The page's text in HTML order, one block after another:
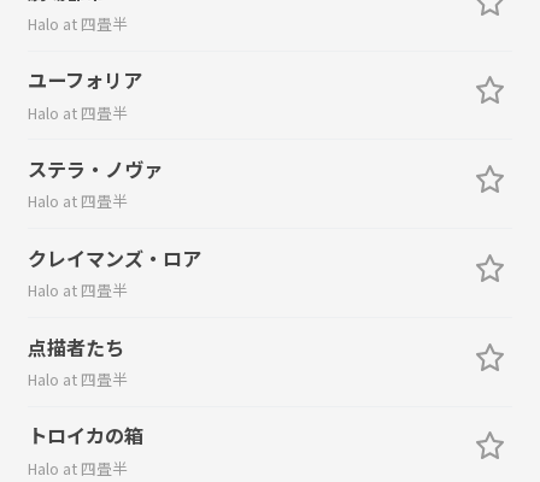
Halo at 四畳半
ユーフォリア
Halo at 四畳半
ステラ・ノヴァ
Halo at 四畳半
クレイマンズ・ロア
Halo at 四畳半
点描者たち
Halo at 四畳半
トロイカの箱
Halo at 四畳半